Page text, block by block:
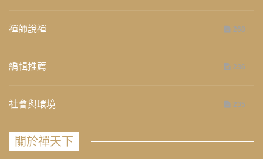
禪師說禪 268
編輯推薦 236
社會與環境 235
關於禪天下